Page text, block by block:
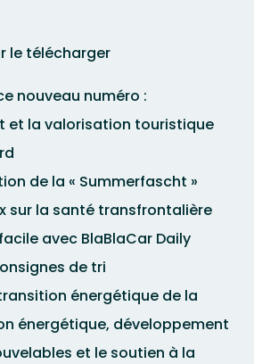
le télécharger
nouveau numéro :
et la valorisation touristique
de la « Summerfascht »
sur la santé transfrontalière
avec BlaBlaCar Daily
de tri
énergétique de la
énergétique, développement
et le soutien à la